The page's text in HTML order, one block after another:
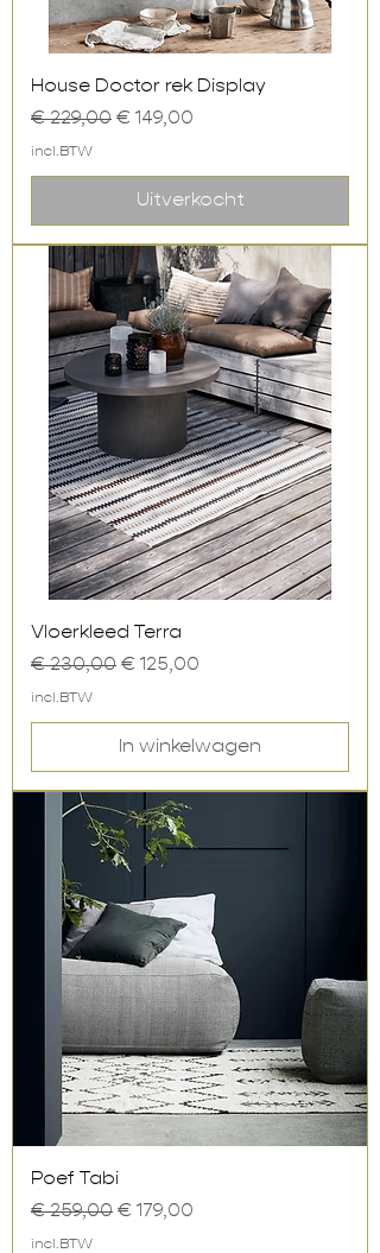
House Doctor rek Display
Normale prijs
€ 229,00 Verkoopprijs
€ 149,00
incl.BTW
Uitverkocht
Vloerkleed Terra
Normale prijs
€ 230,00 Verkoopprijs
€ 125,00
incl.BTW
In winkelwagen
Poef Tabi
Normale prijs
€ 259,00 Verkoopprijs
€ 179,00
incl.BTW